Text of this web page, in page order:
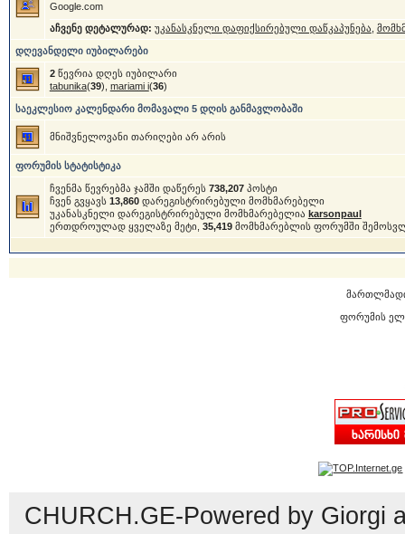
Google.com
აჩვენე დეტალურად: უკანასკნელი დაფიქსირებული დაწკაპუნება
დღევანდელი იუბილარები
2წევრია დღეს იუბილარი
tabunika(39), mariami i(36)
საეკლესიო კალენდარი მომავალი 5 დღის განმავლობაში
მნიშვნელოვანი თარიღები არ არის
ფორუმის სტატისტიკა
ჩვენმა წევრებმა ჯამში დაწერეს 738,207პოსტი
ჩვენ გვყავს 13,860დარეგისტრირებული მომხმარებელი
უკანასკნელი დარეგისტრირებული მომხმარებელია karsonpaul
ერთდროულად ყველაზე მეტი, 35,419მომხმარებლის ფორუმში
ფორუმის
CHURCH.GE-Powered by Giorgi